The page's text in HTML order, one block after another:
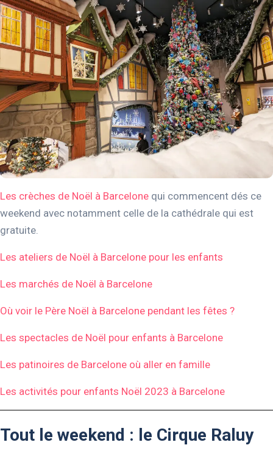
Les crèches de Noël à Barcelone qui commencent dés ce
weekend avec notamment celle de la cathédrale qui est
gratuite.
Les ateliers de Noël à Barcelone pour les enfants
Les marchés de Noël à Barcelone
Où voir le Père Noël à Barcelone pendant les fêtes ?
Les spectacles de Noël pour enfants à Barcelone
Les patinoires de Barcelone où aller en famille
Les activités pour enfants Noël 2023 à Barcelone
Tout le weekend : le Cirque Raluy